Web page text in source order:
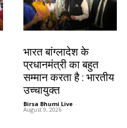
भारत बांग्लादेश के
प्रधानमंत्री का बहुत
सम्मान करता है : भारतीय
उच्चायुक्त
Birsa Bhumi Live -
August 9, 2026